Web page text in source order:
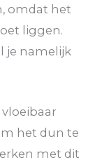
omdat het
liggen.
je namelijk
vloeibaar
het dun te
met dit